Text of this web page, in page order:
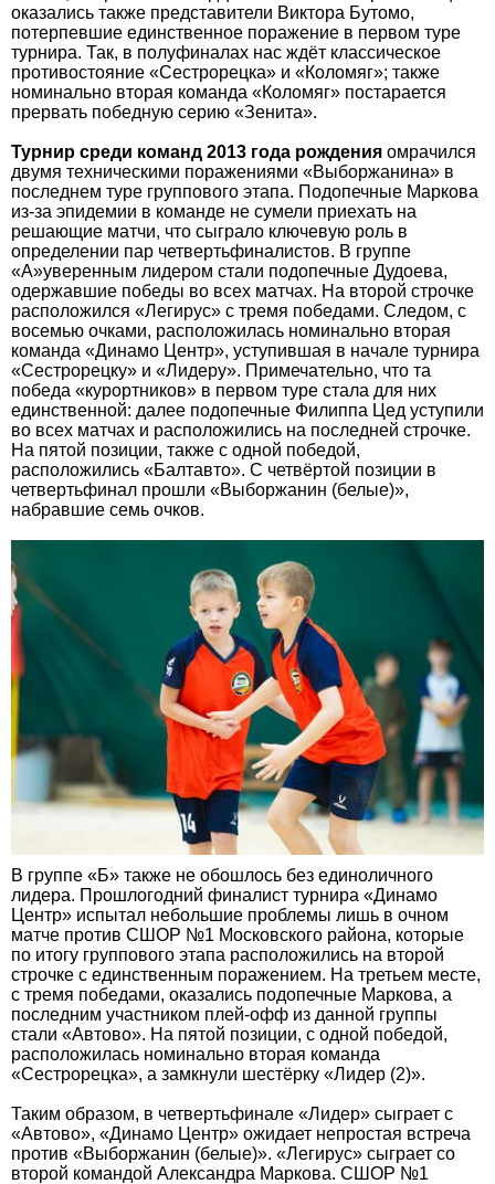
оказались также представители Виктора Бутомо,
потерпевшие единственное поражение в первом туре
турнира. Так, в полуфиналах нас ждёт классическое
противостояние «Сестрорецка» и «Коломяг»; также
номинально вторая команда «Коломяг» постарается
прервать победную серию «Зенита».
Турнир среди команд 2013 года рождения омрачился
двумя техническими поражениями «Выборжанина» в
последнем туре группового этапа. Подопечные Маркова
из-за эпидемии в команде не сумели приехать на
решающие матчи, что сыграло ключевую роль в
определении пар четвертьфиналистов. В группе
«А»уверенным лидером стали подопечные Дудоева,
одержавшие победы во всех матчах. На второй строчке
расположился «Легирус» с тремя победами. Следом, с
восемью очками, расположилась номинально вторая
команда «Динамо Центр», уступившая в начале турнира
«Сестрорецку» и «Лидеру». Примечательно, что та
победа «курортников» в первом туре стала для них
единственной: далее подопечные Филиппа Цед уступили
во всех матчах и расположились на последней строчке.
На пятой позиции, также с одной победой,
расположились «Балтавто». С четвёртой позиции в
четвертьфинал прошли «Выборжанин (белые)»,
набравшие семь очков.
В группе «Б» также не обошлось без единоличного
лидера. Прошлогодний финалист турнира «Динамо
Центр» испытал небольшие проблемы лишь в очном
матче против СШОР №1 Московского района, которые
по итогу группового этапа расположились на второй
строчке с единственным поражением. На третьем месте,
с тремя победами, оказались подопечные Маркова, а
последним участником плей-офф из данной группы
стали «Автово». На пятой позиции, с одной победой,
расположилась номинально вторая команда
«Сестрорецка», а замкнули шестёрку «Лидер (2)».
Таким образом, в четвертьфинале «Лидер» сыграет с
«Автово», «Динамо Центр» ожидает непростая встреча
против «Выборжанин (белые)». «Легирус» сыграет со
второй командой Александра Маркова. СШОР №1